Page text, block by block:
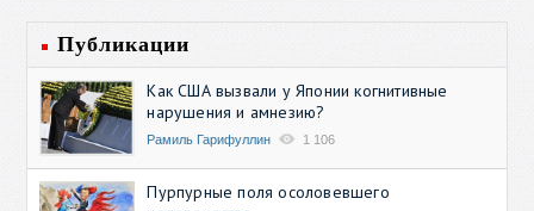
Публикации
Как США вызвали у Японии когнитивные
нарушения и амнезию?
Рамиль Гарифуллин 1 106
Пурпурные поля осоловевшего